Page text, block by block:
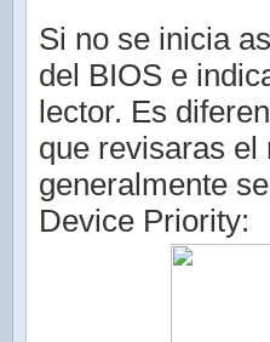
Si no se inicia
del BIOS e
lector. Es
que revisaras el
generalmente
Device Priority: